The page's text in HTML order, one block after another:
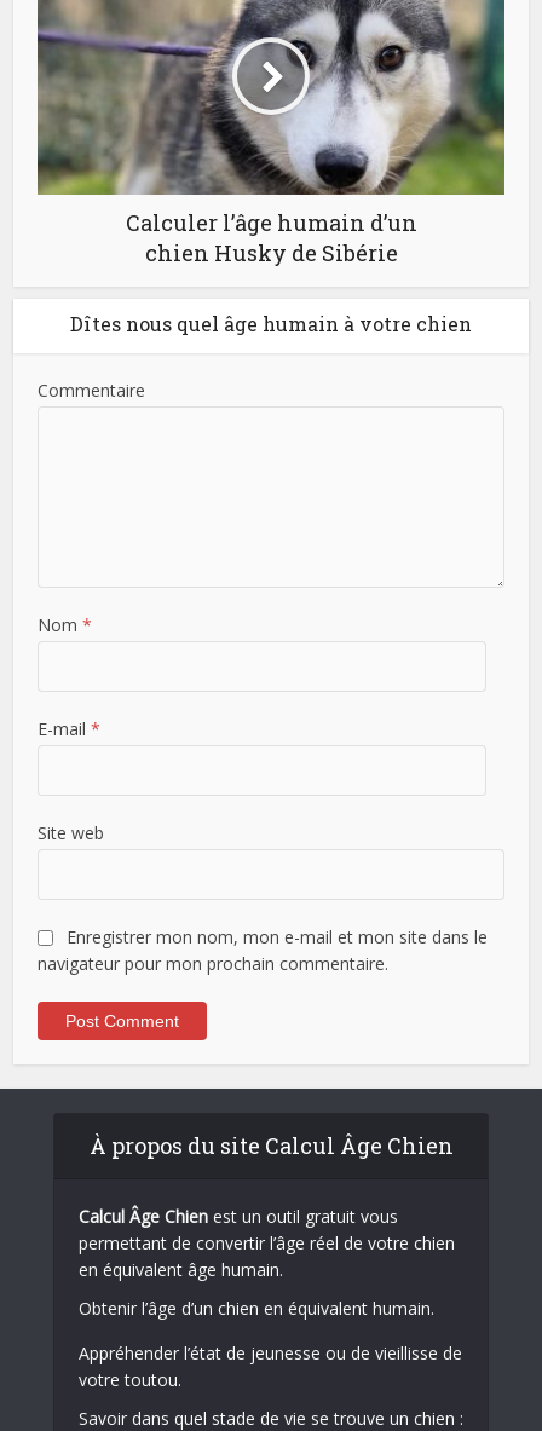
Calculer l’âge humain d’un
chien Husky de Sibérie
Dîtes nous quel âge humain à votre chien
Commentaire
Nom*
E-mail*
Site web
Enregistrer mon nom, mon e-mail et mon site dans le
navigateur pour mon prochain commentaire.
À propos du site Calcul Âge Chien
Calcul Âge Chien est un outil gratuit vous
permettant de convertir l’âge réel de votre chien
en équivalent âge humain.
Obtenir l’âge d’un chien en équivalent humain.
Appréhender l’état de jeunesse ou de vieillisse de
votre toutou.
Savoir dans quel stade de vie se trouve un chien :